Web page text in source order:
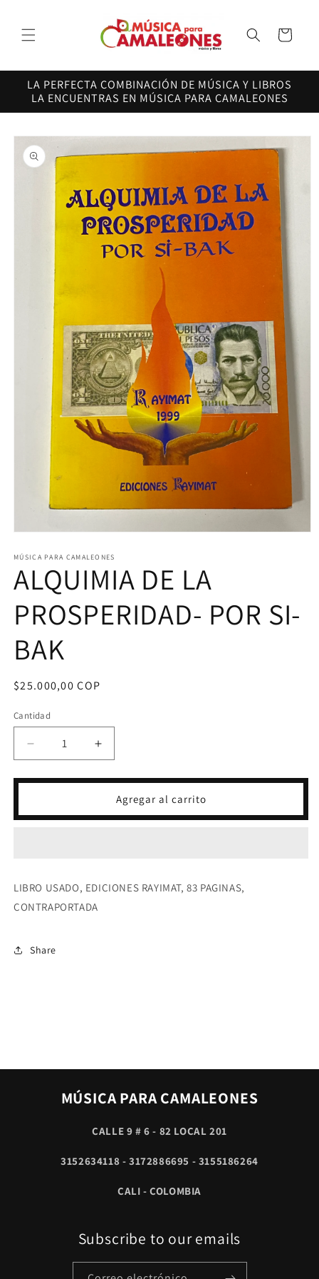
al contenido
Carrito
LA PERFECTA COMBINACIÓN DE MÚSICA Y LIBROS
LA ENCUENTRAS EN MÚSICA PARA CAMALEONES
directamente
a la
información
del producto
multimedia
en
una
modal
MÚSICA PARA CAMALEONES
ALQUIMIA DE LA
PROSPERIDAD- POR SI-
BAK
Precio
$25.000,00 COP
Cantidad
Reducir
cantidad
para
LA
BAK
Aumentar
cantidad
para
ALQUIMIA
LA
BAK
Agregar al carrito
LIBRO USADO, EDICIONES RAYIMAT, 83 PAGINAS,
CONTRAPORTADA
Share
MÚSICA PARA CAMALEONES
CALLE 9 # 6 - 82 LOCAL 201
3152634118 - 3172886695 - 3155186264
CALI - COLOMBIA
Subscribe to our emails